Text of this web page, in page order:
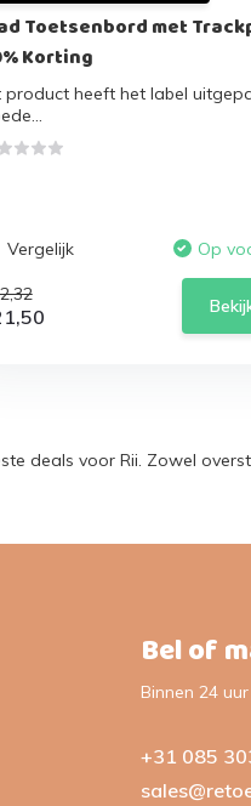
Toetsenbord met
Korting
product heeft het label
Vergelijk Op
deals voor Rii. Zowel
Bel of
Binnen 24
+31 085